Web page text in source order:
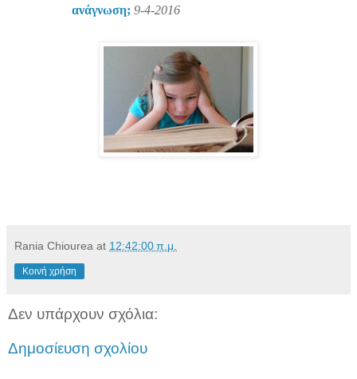
ανάγνωση; 9-4-2016
Rania Chiourea at 12:42:00 π.μ.
Κοινή χρήση
Δεν υπάρχουν σχόλια:
Δημοσίευση σχολίου